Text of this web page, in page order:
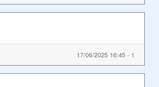
17/06/2025 16:45 - 1